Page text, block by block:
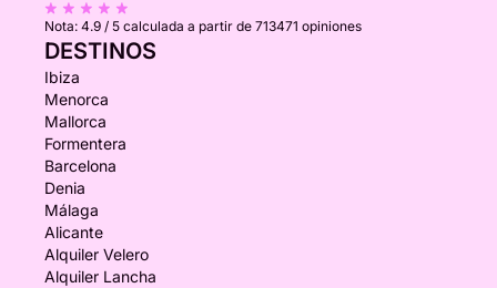
Nota: 4.9 / 5 calculada a partir de 713471 opiniones
DESTINOS
Ibiza
Menorca
Mallorca
Formentera
Barcelona
Denia
Málaga
Alicante
Alquiler Velero
Alquiler Lancha